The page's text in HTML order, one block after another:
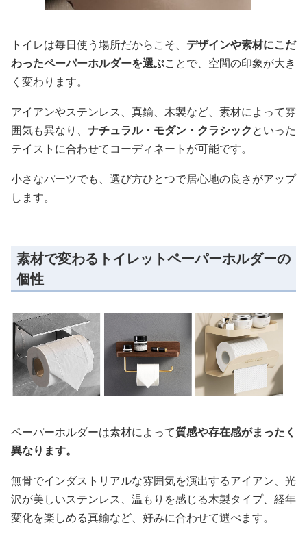
トイレは毎日使う場所だからこそ、 デザインや素材にこだ
わったペーパーホルダーを選ぶことで、空間の印象が大き
く変わります。
アイアンやステンレス、真鍮、木製など、素材によって雰
囲気も異なり、 ナチュラル・モダン・クラシックといった
テイストに合わせてコーディネートが可能です。
小さなパーツでも、選び方ひとつで居心地の良さがアップ
します。
素材で変わるトイレットペーパーホルダーの
個性
ペーパーホルダーは素材によって質感や存在感がまったく
異なります。
無骨でインダストリアルな雰囲気を演出するアイアン、光
沢が美しいステンレス、温もりを感じる木製タイプ、経年
変化を楽しめる真鍮など、好みに合わせて選べます。